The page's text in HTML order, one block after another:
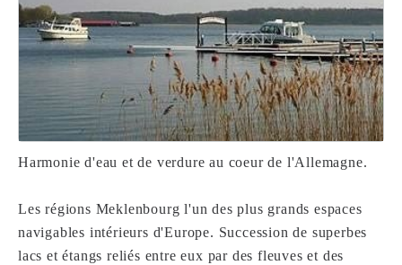
Harmonie d'eau et de verdure au coeur de l'Allemagne.
Les régions Meklenbourg l'un des plus grands espaces
navigables intérieurs d'Europe. Succession de superbes
lacs et étangs reliés entre eux par des fleuves et des